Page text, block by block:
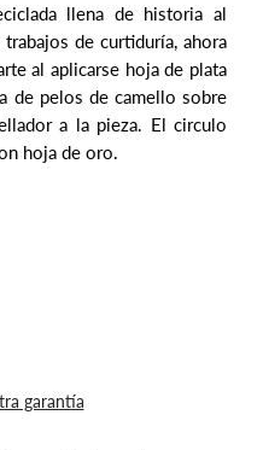
llena de historia al
de curtiduría, ahora
al aplicarse hoja de plata
de pelos de camello sobre
a la pieza. El circulo
hoja de oro.
garantía